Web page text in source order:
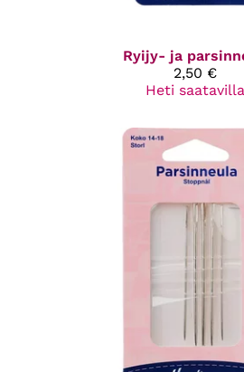
Ryijy- ja
2,50 €
Heti saatavilla